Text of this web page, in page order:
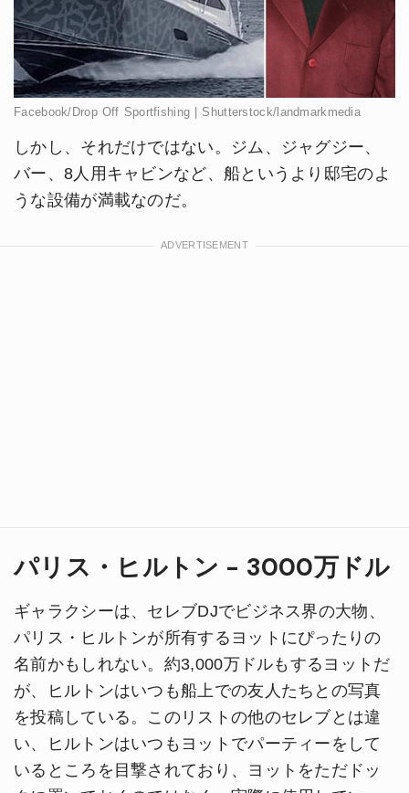
Facebook/Drop Off Sportfishing | Shutterstock/landmarkmedia
しかし、それだけではない。ジム、ジャグジー、
バー、8人用キャビンなど、船というより邸宅のよ
うな設備が満載なのだ。
パリス・ヒルトン - 3000万ドル
ギャラクシーは、セレブDJでビジネス界の大物、
パリス・ヒルトンが所有するヨットにぴったりの
名前かもしれない。約3,000万ドルもするヨットだ
が、ヒルトンはいつも船上での友人たちとの写真
を投稿している。このリストの他のセレブとは違
い、ヒルトンはいつもヨットでパーティーをして
いるところを目撃されており、ヨットをただドッ